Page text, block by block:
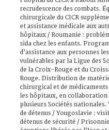
recrudescence des combats.
chirurgicale du CICR
et assistance médicale aux
hôpitaux / Roumanie :
sida chez les enfants.
d’assistance aux personnes
vulnérables par la Ligue des
de la Croix-Rouge et du
Rouge. Distribution de
chirurgical et de médicaments
les hôpitaux, en collaboration
plusieurs Sociétés nationales.
de détenus / Yougoslavie :
détenus de sécurité /